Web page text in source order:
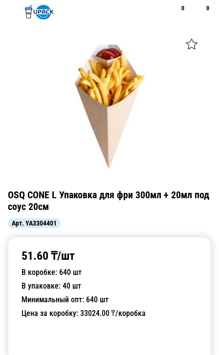
0 0
OSQ CONE L Упаковка для фри 300мл + 20мл под
соус 20см
Арт. YA3304401
51.60 ₸/шт
В коробке: 640 шт
В упаковке: 40 шт
Минимальный опт: 640 шт
Цена за коробку: 33024.00₸/коробка